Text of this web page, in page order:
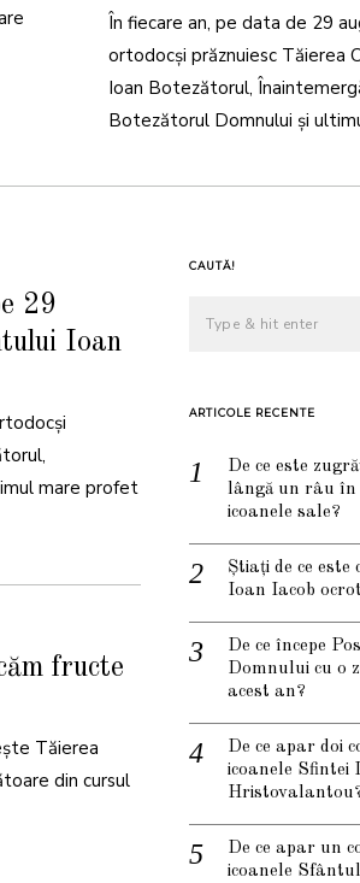
5
În fiecare an, pe data de 29
ortodocși prăznuiesc Tăierea
Ioan Botezătorul,
Botezătorul Domnului și
29
Ioan
mare profet
fructe
Tăierea
din cursul
CAUTĂ!
ARTICOLE RECENTE
De ce este
lângă un râu în
icoanele sale?
Știați de ce
Ioan Iacob
De ce începe
Domnului cu o
acest an?
De ce apar doi
icoanele Sfintei
De ce apar un
icoanele